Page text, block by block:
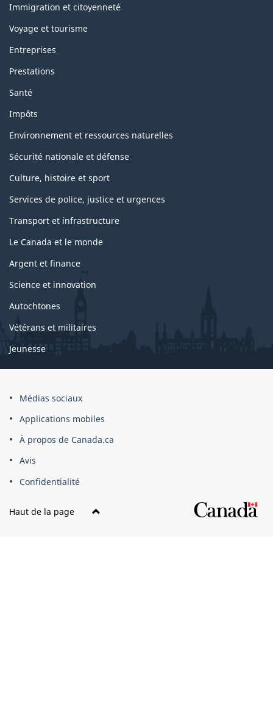
è
e
e
t
s
u
e
s
Immigration et citoyenneté
Voyage et tourisme
Entreprises
Prestations
Santé
Impôts
Environnement et ressources naturelles
Sécurité nationale et défense
Culture, histoire et sport
Services de police, justice et urgences
Transport et infrastructure
Le Canada et le monde
Argent et finance
Science et innovation
Autochtones
Vétérans et militaires
Jeunesse
Médias sociaux
Applications mobiles
À propos de Canada.ca
Avis
Confidentialité
Haut de la page